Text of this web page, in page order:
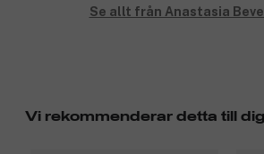
Se allt från Anastasia
Vi rekommenderar detta till dig